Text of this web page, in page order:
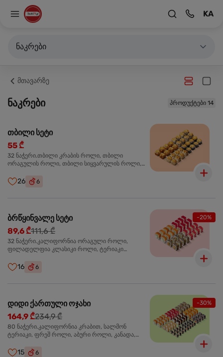
KA
ნაკრები
მთავარზე
ნაკრები პროდუქტები 14
თბილი სეტი
55 ₾
32 ნაჭერი.თბილი კრაბის როლი, თბილი
ორაგულის როლი, თბილი სიყვარულის როლი,
26 6
-20%
ბრწყინვალე სეტი
89,6 ₾111,6 ₾
32 ნაჭერი.კალიფორნია ორაგული როლი,
ფილადელფია კლასიკი როლი, ტერიაკი
16 6
-30%
დიდი ქართული ოჯახი
164,9 ₾234,9 ₾
80 ნაჭერი.კალიფორნია კრაბით, სალმონ
ტერიაკი, ფრეშ როლი, აბური როლი, კანადა,
ფილადელფია კლასიკი
15 6